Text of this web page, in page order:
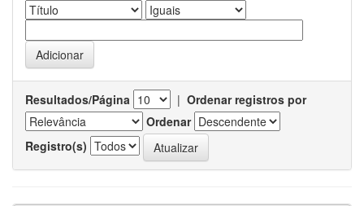
Resultados/Página | Ordenar registros por
Ordenar
Registro(s)